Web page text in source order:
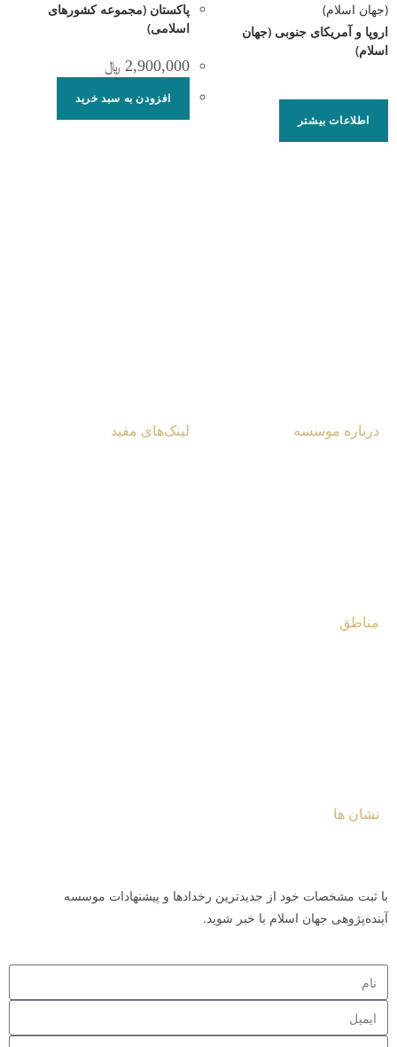
اروپا و آمریکای جنوبی (جهان
اسلام)
اطلاعات بیشتر
پاکستان (مجموعه کشورهای
اسلامی)
2,900,000 ﷼
افزودن به سبد خرید
درباره موسسه لینک‌های مفید
مناطق
نشان ها
با ثبت مشخصات خود از جدیدترین رخدادها و پیشنهادات موسسه
آینده‌پژوهی جهان اسلام با خبر شوید.